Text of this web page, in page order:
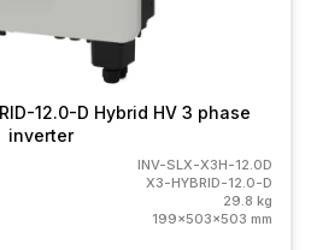
12.0-D Hybrid HV 3 phase
inverter
INV-SLX-X3H-12.0D
X3-HYBRID-12.0-D
29.8 kg
199x503x503 mm